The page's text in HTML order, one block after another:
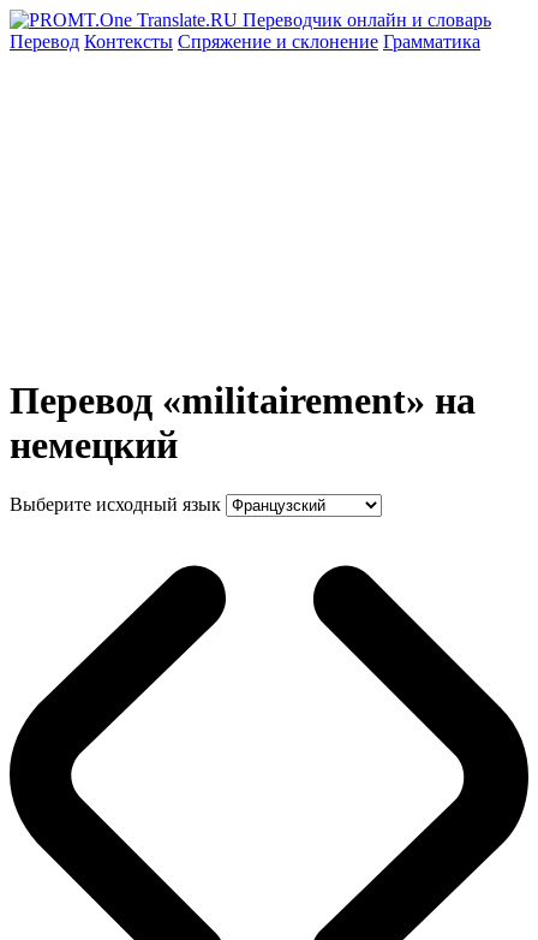
Перевод Контексты Спряжение и склонение Грамматика
Перевод «militairement» на
немецкий
Выберите исходный язык